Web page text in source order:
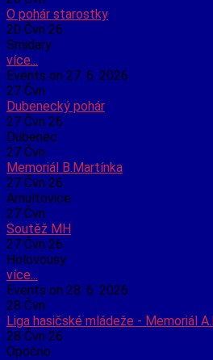
O pohár starostky
20 Čvn 26
Smidary
více...
Events on 27. 6. 2026
27 Čvn
Dubenecký pohár
27 Čvn 26
Dubenec
27 Čvn
Memoriál B.Martínka
27 Čvn 26
Arnultovice
27 Čvn
Soutěž MH
27 Čvn 26
Holovousy
více...
Events on 28. 6. 2026
28 Čvn
Liga hasičské mládeže - Memoriál
28 Čvn 26
Opočno